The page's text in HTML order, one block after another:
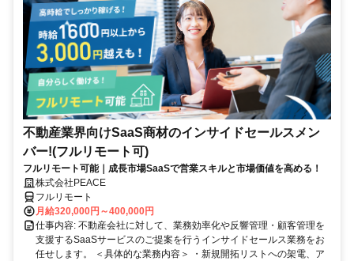
不動産業界向けSaaS商材のインサイドセールスメン
バー!(フルリモート可)
フルリモート可能｜成長市場SaaSで営業スキルと市場価値を高める！
株式会社PEACE
フルリモート
月給320,000円～400,000円
仕事内容: 不動産会社に対して、業務効率化や反響管理・顧客管理を
支援するSaaSサービスのご提案を行うインサイドセールス業務をお
任せします。 ＜具体的な業務内容＞ ・新規開拓リストへの架電、ア